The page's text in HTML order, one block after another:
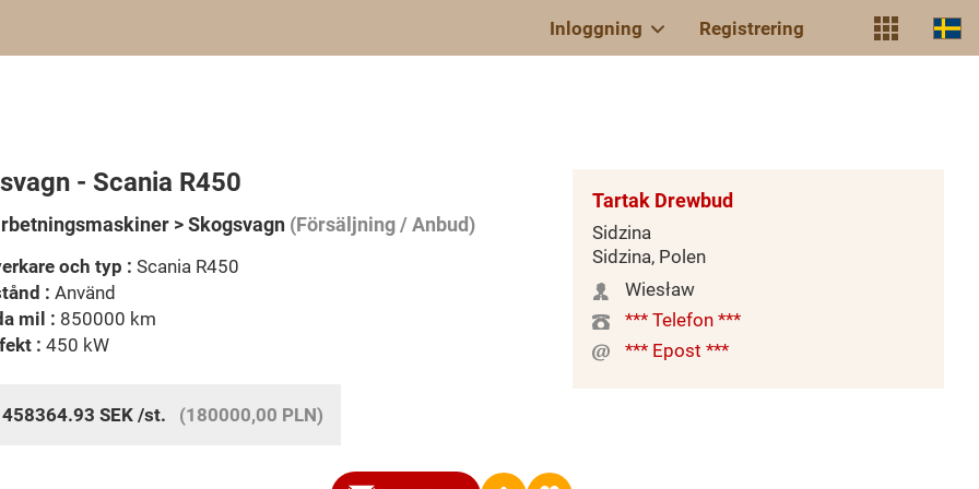
Inloggning Registrering
- Scania R450
> Skogsvagn (Försäljning / Anbud)
och typ : Scania R450
: Använd
mil : 850000 km
: 450 kW
458364.93 SEK /st. (180000,00 PLN)
Tartak Drewbud
Sidzina
Sidzina, Polen
Wiesław
*** Telefon ***
*** Epost ***